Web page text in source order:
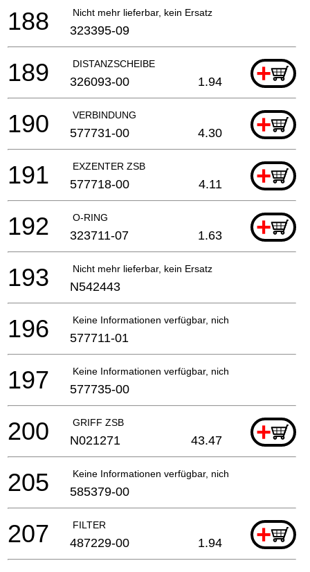
Nicht mehr lieferbar, kein Ersatz
188 323395-09
DISTANZSCHEIBE +
189 326093-00 1.94
VERBINDUNG +
190 577731-00 4.30
EXZENTER ZSB +
191 577718-00 4.11
O-RING +
192 323711-07 1.63
Nicht mehr lieferbar, kein Ersatz
193 N542443
Keine Informationen verfügbar, nicht bestellbar
196 577711-01
Keine Informationen verfügbar, nicht bestellbar
197 577735-00
GRIFF ZSB +
200 N021271 43.47
Keine Informationen verfügbar, nicht bestellbar
205 585379-00
FILTER +
207 487229-00 1.94